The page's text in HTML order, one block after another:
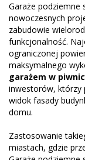
Garaże podziemne
nowoczesnych
zabudowie
funkcjonalność.
ograniczonej
maksymalnego
garażem w
inwestorów, którzy
widok fasady
domu.
Zastosowanie
miastach, gdzie